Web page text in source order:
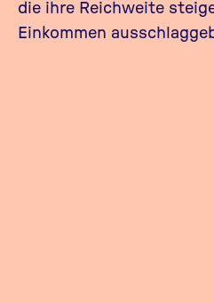
die ihre Reichweite
Einkommen